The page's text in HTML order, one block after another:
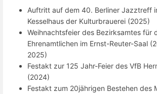
Auftritt auf dem 40. Berliner Jazztreff
Kesselhaus der Kulturbrauerei (2025)
Weihnachtsfeier des Bezirksamtes für
Ehrenamtlichen im Ernst-Reuter-Saal
2025)
Festakt zur 125 Jahr-Feier des VfB
(2024)
Festakt zum 20jährigen Bestehen des